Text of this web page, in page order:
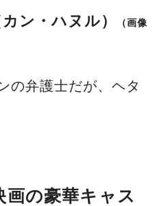
ン・ハヌル）
（画像
の弁護士だが、ヘタ
画の豪華キャス